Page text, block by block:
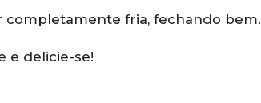
completamente fria, fechando bem.
e delicie-se!